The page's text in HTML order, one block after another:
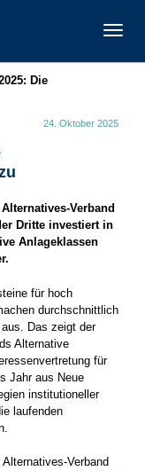
Die
24. Oktober 2025
Verband
Dritte investiert in
Anlageklassen
für hoch
durchschnittlich
Das zeigt der
Alternative
für
Jahr aus Neue
institutioneller
laufenden
Verband